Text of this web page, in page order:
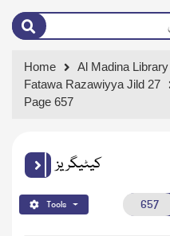
Home
Al Madina Library
Fatawa Razawiyya Jild 27
Page 657
کیٹیگریز
Tools